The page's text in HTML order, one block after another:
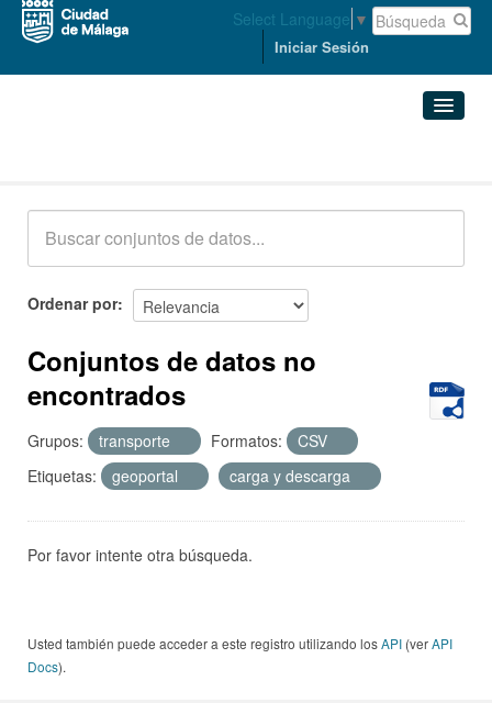
Select Language ▼
Iniciar Sesión
Acerca de
Ordenar por
Conjuntos de datos no
encontrados
Grupos: transporte Formatos:
CSV
Etiquetas:
geoportal carga y descarga
Por favor intente otra búsqueda.
Usted también puede acceder a este registro utilizando losAPI (verAPI
Docs).